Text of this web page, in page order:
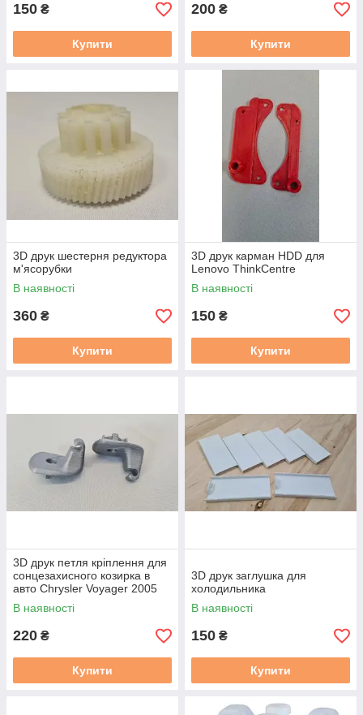
150 ₴
Купити
200 ₴
Купити
3D друк шестерня редуктора
м'ясорубки
В наявності
360 ₴
Купити
3D друк карман HDD для
Lenovo ThinkCentre
В наявності
150 ₴
Купити
3D друк петля кріплення для
сонцезахисного козирка в
авто Chrysler Voyager 2005
В наявності
220 ₴
Купити
3D друк заглушка для
холодильника
В наявності
150 ₴
Купити